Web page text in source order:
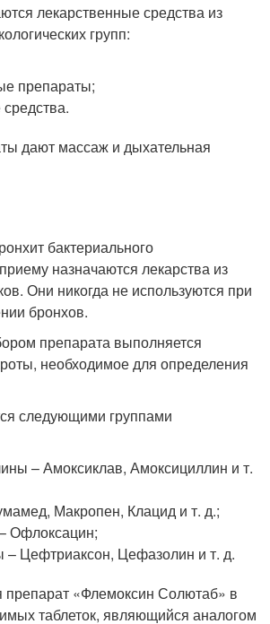
лекарственные средства из
групп:
препараты;
дают массаж и дыхательная
бактериального
назначаются лекарства из
Они никогда не используются при
бронхов.
препарата выполняется
необходимое для определения
следующими группами
– Амоксиклав, Амоксициллин и т.
Макропен, Клацид и т. д.;
Офлоксацин;
Цефтриаксон, Цефазолин и т. д.
препарат «Флемоксин Солютаб» в
таблеток, являющийся аналогом